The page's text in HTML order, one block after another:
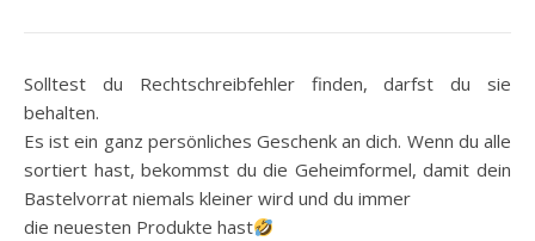
Solltest du Rechtschreibfehler finden, darfst du sie
behalten.
Es ist ein ganz persönliches Geschenk an dich. Wenn du alle
sortiert hast, bekommst du die Geheimformel, damit dein
Bastelvorrat niemals kleiner wird und du immer
die neuesten Produkte hast